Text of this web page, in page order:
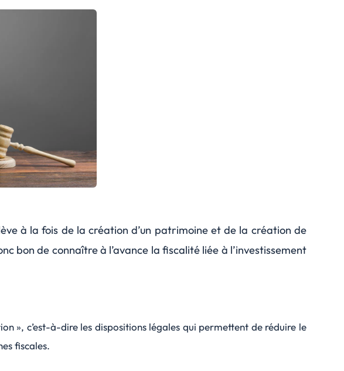
à la fois de la création d’un patrimoine et de la création de
bon de connaître à l’avance la fiscalité liée à l’investissement
», c’est-à-dire les dispositions légales qui permettent de réduire le
fiscales.